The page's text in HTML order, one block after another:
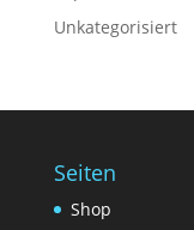
Unkategorisiert
Seiten
Shop